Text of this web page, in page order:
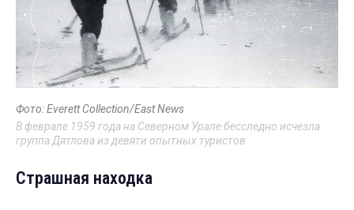
Фото: Everett Collection/East News
В феврале 1959 года на Северном Урале бесследно исчезла
группа Дятлова из девяти опытных туристов
Страшная находка